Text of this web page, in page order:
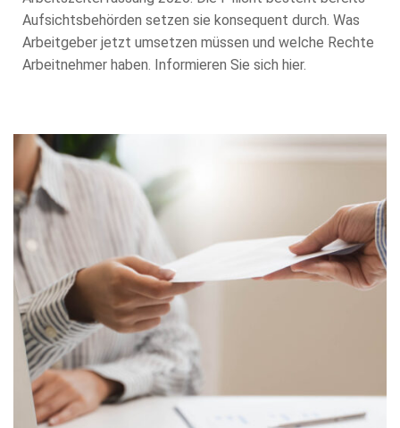
Aufsichtsbehörden setzen sie konsequent durch. Was
Arbeitgeber jetzt umsetzen müssen und welche Rechte
Arbeitnehmer haben. Informieren Sie sich hier.